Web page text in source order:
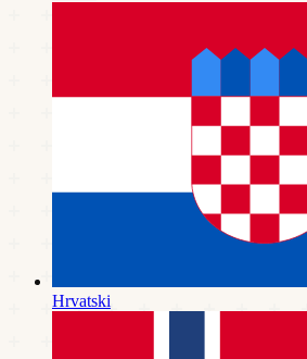
Hrvatski